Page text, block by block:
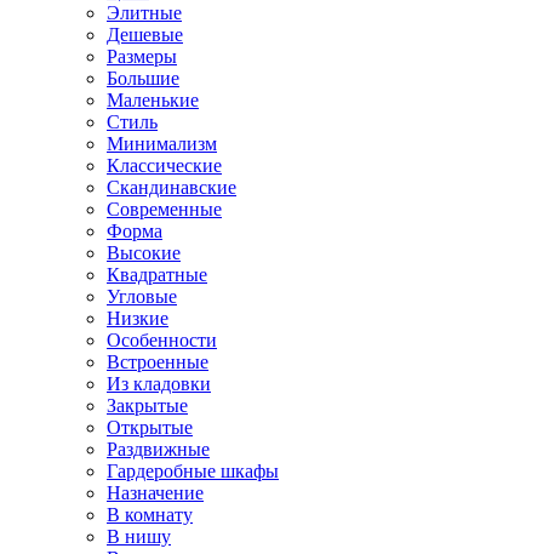
Элитные
Дешевые
Размеры
Большие
Маленькие
Стиль
Минимализм
Классические
Скандинавские
Современные
Форма
Высокие
Квадратные
Угловые
Низкие
Особенности
Встроенные
Из кладовки
Закрытые
Открытые
Раздвижные
Гардеробные шкафы
Назначение
В комнату
В нишу